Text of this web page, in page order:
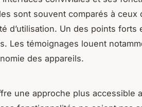
sont souvent comparés à ceux
d’utilisation. Un des points forts
Les témoignages louent
des appareils.
une approche plus accessible